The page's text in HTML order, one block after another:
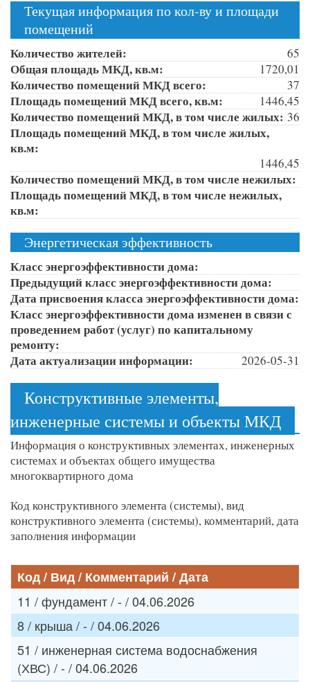
Текущая информация по кол-ву и площади
помещений
Количество жителей: 65
Общая площадь МКД, кв.м: 1720,01
Количество помещений МКД всего: 37
Площадь помещений МКД всего, кв.м: 1446,45
Количество помещений МКД, в том числе жилых: 36
Площадь помещений МКД, в том числе жилых,
кв.м:
1446,45
Количество помещений МКД, в том числе нежилых:
Площадь помещений МКД, в том числе нежилых,
кв.м:
Энергетическая эффективность
Класс энергоэффективности дома:
Предыдущий класс энергоэффективности дома:
Дата присвоения класса энергоэффективности дома:
Класс энергоэффективности дома изменен в связи с
проведением работ (услуг) по капитальному
ремонту:
Дата актуализации информации:
2026-05-31
Конструктивные элементы,
инженерные системы и объекты МКД
Информация о конструктивных элементах, инженерных
системах и объектах общего имущества
многоквартирного дома
Код конструктивного элемента (системы), вид
конструктивного элемента (системы), комментарий, дата
заполнения информации
Код / Вид / Комментарий / Дата
11 / фундамент / - / 04.06.2026
8 / крыша / - / 04.06.2026
51 / инженерная система водоснабжения
(ХВС) / - / 04.06.2026